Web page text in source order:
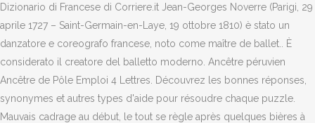
Dizionario di Francese di Corriere.it Jean-Georges Noverre (Parigi, 29
aprile 1727 – Saint-Germain-en-Laye, 19 ottobre 1810) è stato un
danzatore e coreografo francese, noto come maître de ballet.. È
considerato il creatore del balletto moderno. Ancêtre péruvien
Ancêtre de Pôle Emploi 4 Lettres. Découvrez les bonnes réponses,
synonymes et autres types d'aide pour résoudre chaque puzzle.
Mauvais cadrage au début, le tout se règle après quelques bières à